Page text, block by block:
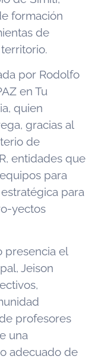
formación
de
por Rodolfo
en Tu
quien
gracias al
de
entidades que
para
para
yectos
presencia el
Jeison
profesores
una
adecuado de